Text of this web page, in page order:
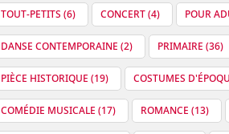
TOUT-PETITS (6) CONCERT (4) POUR
DANSE CONTEMPORAINE (2) PRIMAIRE (36)
PIÈCE HISTORIQUE (19) COSTUMES
COMÉDIE MUSICALE (17) ROMANCE (13)